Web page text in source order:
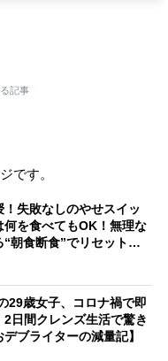
記事
です。
！失敗なしのやせスイッ
何を食べてもOK！無理な
“朝食断食”でリセット
はにんじんりんごジュ
29歳女子、コロナ禍で即
2日間クレンズ生活で驚き
ブライターの減量記】